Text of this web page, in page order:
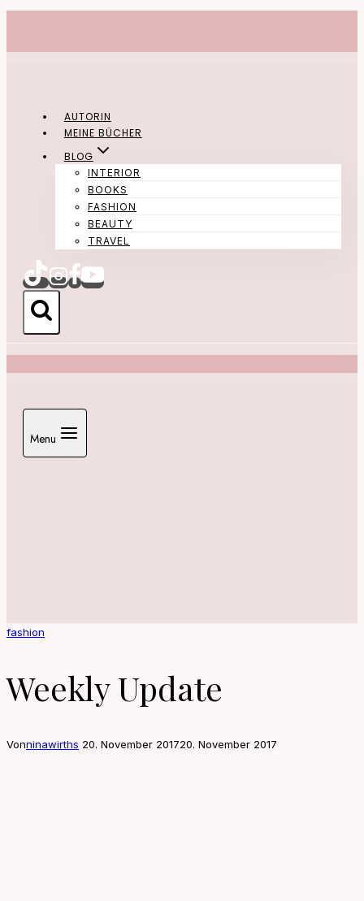
springen
AUTORIN
MEINE BÜCHER
BLOG
INTERIOR
BOOKS
FASHION
BEAUTY
TRAVEL
Menu
fashion
Weekly Update
Vonninawirths 20. November 201720. November 2017